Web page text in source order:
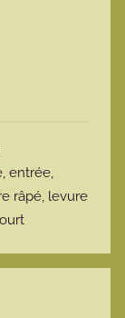
, entrée,
râpé, levure